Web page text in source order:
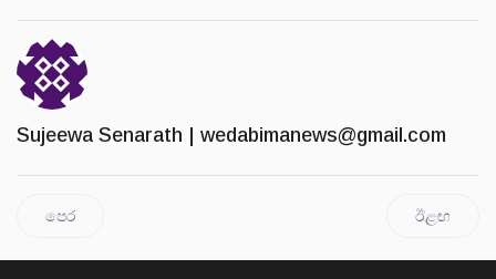
Sujeewa Senarath | wedabimanews@gmail.com
පෙර ඊළඟ